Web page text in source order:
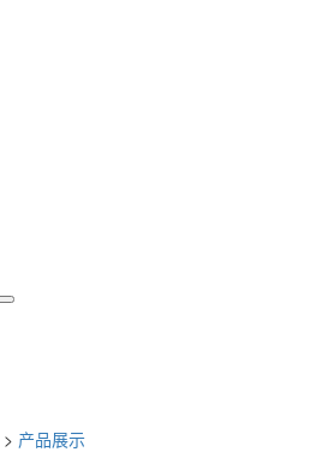
> 产品展示